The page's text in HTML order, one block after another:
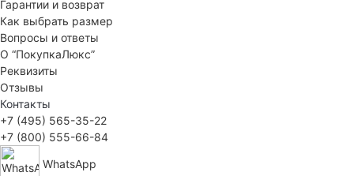
Гарантии и возврат
Как выбрать размер
Вопросы и ответы
О “ПокупкаЛюкс”
Реквизиты
Отзывы
Контакты
+7 (495) 565-35-22
+7 (800) 555-66-84
WhatsApp